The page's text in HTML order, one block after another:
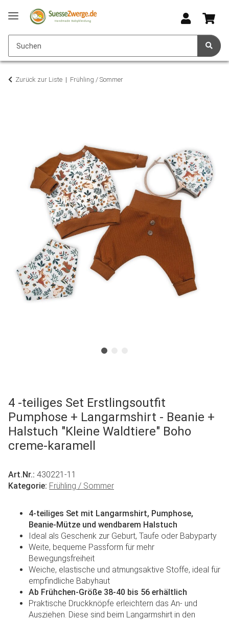
Zurück zur Liste Frühling / Sommer
4 -teiliges Set Erstlingsoutfit
Pumphose + Langarmshirt - Beanie +
Halstuch "Kleine Waldtiere" Boho
creme-karamell
Art.Nr.: 430221-11
Kategorie: Frühling / Sommer
4-teiliges Set mit Langarmshirt, Pumphose,
Beanie-Mütze und wendbarem Halstuch
Ideal als Geschenk zur Geburt, Taufe oder Babyparty
Weite, bequeme Passform für mehr
Bewegungsfreiheit
Weiche, elastische und atmungsaktive Stoffe, ideal für
empfindliche Babyhaut
Ab Frühchen-Größe 38-40 bis 56 erhältlich
Praktische Druckknöpfe erleichtern das An- und
Ausziehen. Diese sind beim Langarmshirt in den